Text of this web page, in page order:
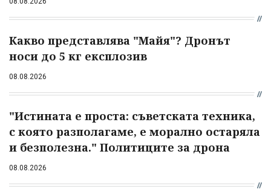
Какво представлява "Майя"? Дронът
носи до 5 кг експлозив
08.08.2026
"Истината е проста: съветската техника,
с която разполагаме, е морално остаряла
и безполезна." Политиците за дрона
08.08.2026